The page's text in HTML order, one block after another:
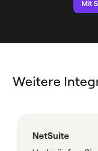
Mit
Weitere
NetSuite